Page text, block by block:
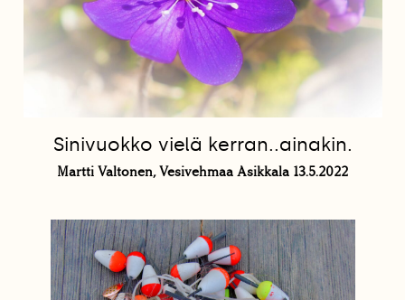
Sinivuokko vielä kerran..ainakin.
Martti Valtonen, Vesivehmaa Asikkala 13.5.2022